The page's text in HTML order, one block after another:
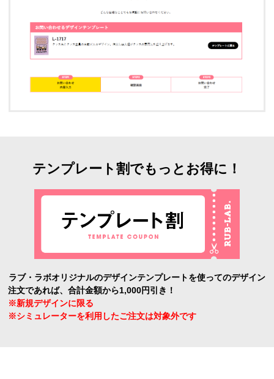
テンプレート割でもっとお得に！
ラブ・ラボオリジナルのデザインテンプレートを使ってのデザイン
注文であれば、合計金額から1,000円引き！
※新規デザインに限る
※シミュレーターを利用したご注文は対象外です